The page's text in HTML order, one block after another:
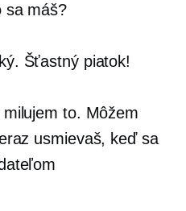
sa máš?
Šťastný piatok!
to. Môžem
usmievaš, keď sa